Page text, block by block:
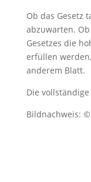
Ob das Gesetz
abzuwarten.
Gesetzes die
erfüllen
anderem Blatt.
Die
Bildnachweis: ©